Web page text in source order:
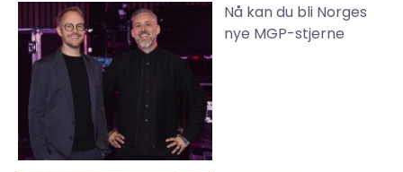
Nå kan du bli Norges
nye MGP-stjerne